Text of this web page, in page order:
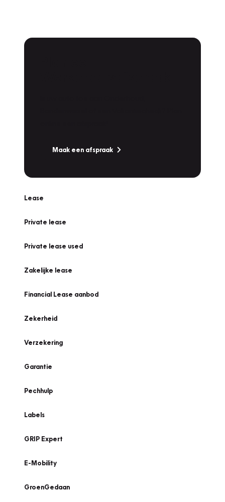
Maak een afspraak
Lease
Private lease
Private lease used
Zakelijke lease
Financial Lease aanbod
Zekerheid
Verzekering
Garantie
Pechhulp
Labels
GRIP Expert
E-Mobility
GroenGedaan